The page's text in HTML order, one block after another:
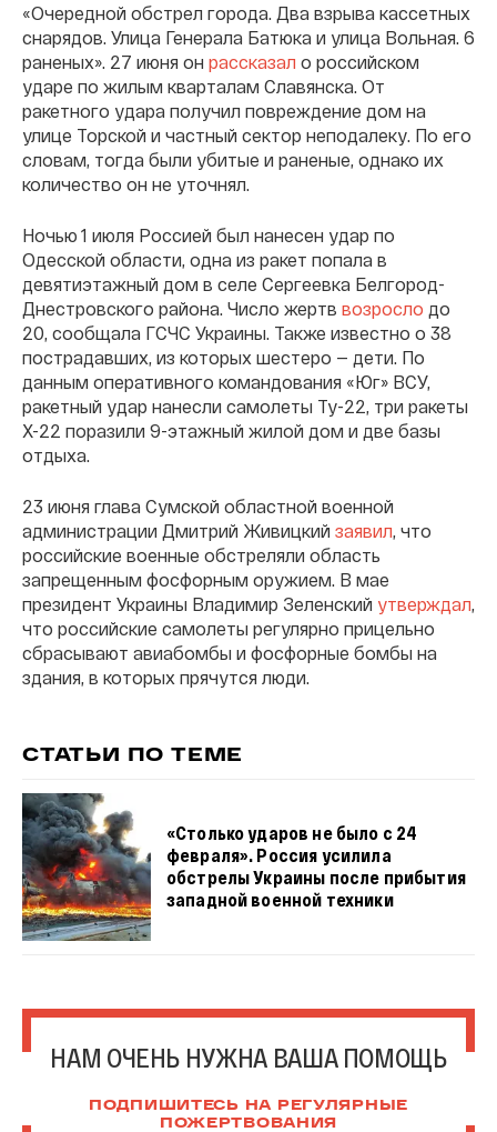
«Очередной обстрел города. Два взрыва кассетных
снарядов. Улица Генерала Батюка и улица Вольная. 6
раненых». 27 июня он рассказал о российском
ударе по жилым кварталам Славянска. От
ракетного удара получил повреждение дом на
улице Торской и частный сектор неподалеку. По его
словам, тогда были убитые и раненые, однако их
количество он не уточнял.
Ночью 1 июля Россией был нанесен удар по
Одесской области, одна из ракет попала в
девятиэтажный дом в селе Сергеевка Белгород-
Днестровского района. Число жертв возросло до
20, сообщала ГСЧС Украины. Также известно о 38
пострадавших, из которых шестеро — дети. По
данным оперативного командования «Юг» ВСУ,
ракетный удар нанесли самолеты Ту-22, три ракеты
Х-22 поразили 9-этажный жилой дом и две базы
отдыха.
23 июня глава Сумской областной военной
администрации Дмитрий Живицкий заявил , что
российские военные обстреляли область
запрещенным фосфорным оружием. В мае
президент Украины Владимир Зеленский утверждал
что российские самолеты регулярно прицельно
сбрасывают авиабомбы и фосфорные бомбы на
здания, в которых прячутся люди.
СТАТЬИ ПО ТЕМЕ
«Столько ударов не было с 24
февраля». Россия усилила
обстрелы Украины после прибытия
западной военной техники
НАМ ОЧЕНЬ НУЖНА ВАША ПОМОЩЬ
ПОДПИШИТЕСЬ НА РЕГУЛЯРНЫЕ
ПОЖЕРТВОВАНИЯ